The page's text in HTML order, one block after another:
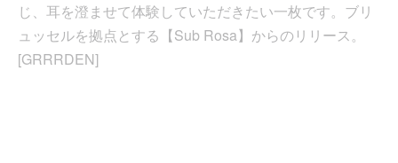
じ、耳を澄ませて体験していただきたい一枚です。ブリ
ュッセルを拠点とする【Sub Rosa】からのリリース。
[GRRRDEN]